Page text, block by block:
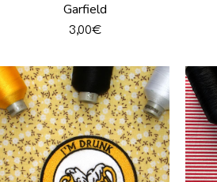
Garfield
3,00€